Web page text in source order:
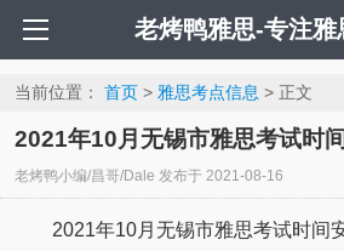
老烤鸭雅思-专注雅
当前位置： 首页> 雅思考点信息 > 正文
2021年10月无锡市雅思考试时
老烤鸭小编/昌哥/Dale 发布于 2021-08-16
2021年10月无锡市雅思考试时间